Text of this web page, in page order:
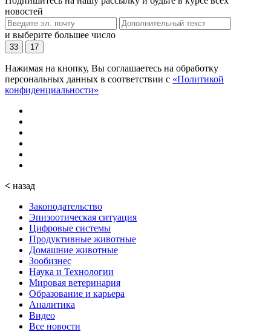
новостей
и выберите большее число
33 17
Нажимая на кнопку, Вы соглашаетесь на обработку
персональных данных в соответствии с «Политикой
конфиденциальности»
< назад
Законодательство
Эпизоотическая ситуация
Цифровые системы
Продуктивные животные
Домашние животные
Зообизнес
Наука и Технологии
Мировая ветеринария
Образование и карьера
Аналитика
Видео
Все новости